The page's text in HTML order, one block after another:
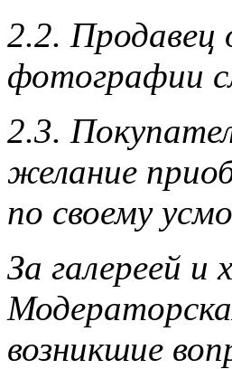
2.2. Продавец
фотографии
2.3.
желание
по своему
За галереей и
возникшие